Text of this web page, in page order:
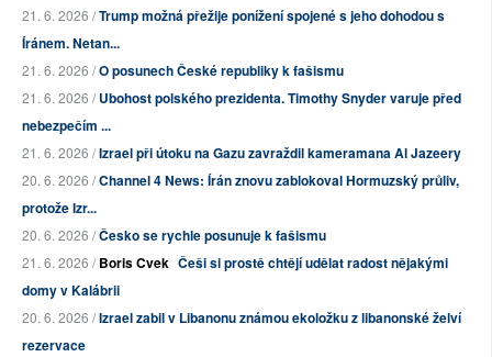
21. 6. 2026 /Trump možná přežije ponížení spojené s jeho dohodou s
Íránem. Netan...
21. 6. 2026 /O posunech České republiky k fašismu
21. 6. 2026 /Ubohost polského prezidenta. Timothy Snyder varuje před
nebezpečím ...
21. 6. 2026 /Izrael při útoku na Gazu zavraždil kameramana Al Jazeery
20. 6. 2026 /Channel 4 News: Írán znovu zablokoval Hormuzský průliv,
protože Izr...
20. 6. 2026 /Česko se rychle posunuje k fašismu
21. 6. 2026 /Boris Cvek Češi si prostě chtějí udělat radost nějakými
domy v Kalábrii
20. 6. 2026 /Izrael zabil v Libanonu známou ekoložku z libanonské želví
rezervace